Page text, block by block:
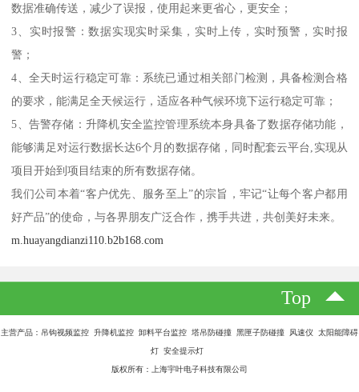
数据准确传送，减少了误报，使用起来更省心，更安全；
3、实时报警：数据实现实时采集，实时上传，实时预警，实时报
警；
4、全天时运行稳定可靠：系统已通过相关部门检测，具备检测合格
的要求，能满足全天候运行，适应各种气候环境下运行稳定可靠；
5、告警存储：升降机安全监控管理系统本身具备了数据存储功能，
能够满足对运行数据长达6个月的数据存储，同时配套云平台,实现从
项目开始到项目结束的所有数据存储。
我们公司本着“客户优先、服务至上”的宗旨，牢记“让每个客户都用
好产品”的使命，与各界朋友广泛合作，携手共进，共创美好未来。
m.huayangdianzi110.b2b168.com
Top
主营产品：吊钩视频监控 升降机监控 卸料平台监控 塔吊防碰撞 黑匣子防碰撞 风速仪 太阳能障碍
灯 安全提示灯
版权所有：上海宇叶电子科技有限公司